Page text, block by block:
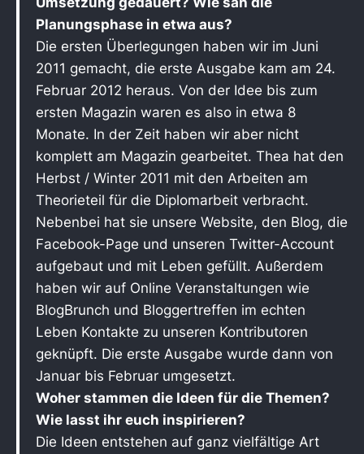
Planungsphase in etwa aus?
Die ersten Überlegungen haben wir im Juni
2011 gemacht, die erste Ausgabe kam am 24.
Februar 2012 heraus. Von der Idee bis zum
ersten Magazin waren es also in etwa 8
Monate. In der Zeit haben wir aber nicht
komplett am Magazin gearbeitet. Thea hat den
Herbst / Winter 2011 mit den Arbeiten am
Theorieteil für die Diplomarbeit verbracht.
Nebenbei hat sie unsere Website, den Blog, die
Facebook-Page und unseren Twitter-Account
aufgebaut und mit Leben gefüllt. Außerdem
haben wir auf Online Veranstaltungen wie
BlogBrunch und Bloggertreffen im echten
Leben Kontakte zu unseren Kontributoren
geknüpft. Die erste Ausgabe wurde dann von
Januar bis Februar umgesetzt.
Woher stammen die Ideen für die Themen?
Wie lasst ihr euch inspirieren?
Die Ideen entstehen auf ganz vielfältige Art